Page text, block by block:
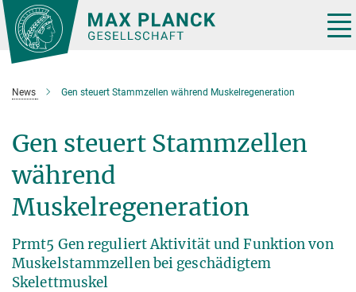
Hauptinhalt
News Gen steuert Stammzellen während Muskelregeneration
Gen steuert Stammzellen
während
Muskelregeneration
Prmt5 Gen reguliert Aktivität und Funktion von
Muskelstammzellen bei geschädigtem
Skelettmuskel